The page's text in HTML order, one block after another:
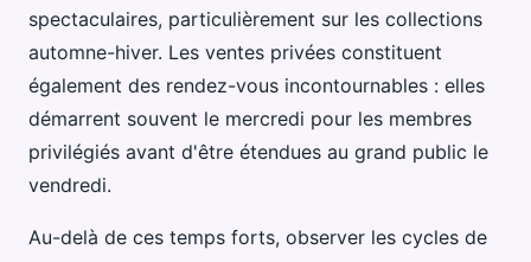
spectaculaires, particulièrement sur les collections
automne-hiver. Les ventes privées constituent
également des rendez-vous incontournables : elles
démarrent souvent le mercredi pour les membres
privilégiés avant d'être étendues au grand public le
vendredi.
Au-delà de ces temps forts, observer les cycles de